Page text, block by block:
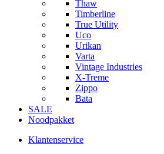
Thaw
Timberline
True Utility
Uco
Urikan
Varta
Vintage Industries
X-Treme
Zippo
Bata
SALE
Noodpakket
Klantenservice